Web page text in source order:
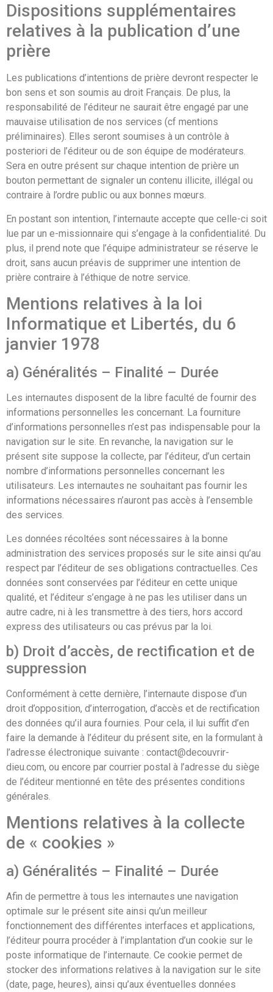
Dispositions supplémentaires
relatives à la publication d’une
prière
Les publications d’intentions de prière devront respecter le
bon sens et son soumis au droit Français. De plus, la
responsabilité de l’éditeur ne saurait être engagé par une
mauvaise utilisation de nos services (cf mentions
préliminaires). Elles seront soumises à un contrôle à
posteriori de l’éditeur ou de son équipe de modérateurs.
Sera en outre présent sur chaque intention de prière un
bouton permettant de signaler un contenu illicite, illégal ou
contraire à l’ordre public ou aux bonnes mœurs.
En postant son intention, l’internaute accepte que celle-ci soit
lue par un e-missionnaire qui s’engage à la confidentialité. Du
plus, il prend note que l’équipe administrateur se réserve le
droit, sans aucun préavis de supprimer une intention de
prière contraire à l’éthique de notre service.
Mentions relatives à la loi
Informatique et Libertés, du 6
janvier 1978
a) Généralités – Finalité – Durée
Les internautes disposent de la libre faculté de fournir des
informations personnelles les concernant. La fourniture
d’informations personnelles n’est pas indispensable pour la
navigation sur le site. En revanche, la navigation sur le
présent site suppose la collecte, par l’éditeur, d’un certain
nombre d’informations personnelles concernant les
utilisateurs. Les internautes ne souhaitant pas fournir les
informations nécessaires n’auront pas accès à l’ensemble
des services.
Les données récoltées sont nécessaires à la bonne
administration des services proposés sur le site ainsi qu’au
respect par l’éditeur de ses obligations contractuelles. Ces
données sont conservées par l’éditeur en cette unique
qualité, et l’éditeur s’engage à ne pas les utiliser dans un
autre cadre, ni à les transmettre à des tiers, hors accord
express des utilisateurs ou cas prévus par la loi.
b) Droit d’accès, de rectification et de
suppression
Conformément à cette dernière, l’internaute dispose d’un
droit d’opposition, d’interrogation, d’accès et de rectification
des données qu’il aura fournies. Pour cela, il lui suffit d’en
faire la demande à l’éditeur du présent site, en la formulant à
l’adresse électronique suivante : contact@decouvrir-
dieu.com, ou encore par courrier postal à l’adresse du siège
de l’éditeur mentionné en tête des présentes conditions
générales.
Mentions relatives à la collecte
de « cookies »
a) Généralités – Finalité – Durée
Afin de permettre à tous les internautes une navigation
optimale sur le présent site ainsi qu’un meilleur
fonctionnement des différentes interfaces et applications,
l’éditeur pourra procéder à l’implantation d’un cookie sur le
poste informatique de l’internaute. Ce cookie permet de
stocker des informations relatives à la navigation sur le site
(date, page, heures), ainsi qu’aux éventuelles données